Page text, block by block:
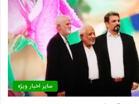
سایر اخبار ویژه